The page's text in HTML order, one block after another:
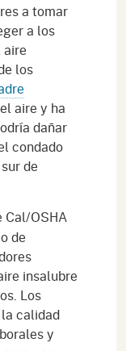
a tomar
a los
aire
los
aire y ha
dañar
condado
de
Cal/OSHA
de
insalubre
Los
calidad
y